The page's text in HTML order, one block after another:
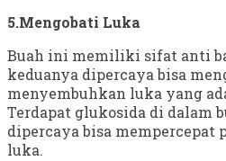
5.Mengobati Luka
Buah ini memiliki sifat anti
keduanya dipercaya bisa
menyembuhkan luka yang
Terdapat glukosida di dalam
dipercaya bisa mempercepat
luka.